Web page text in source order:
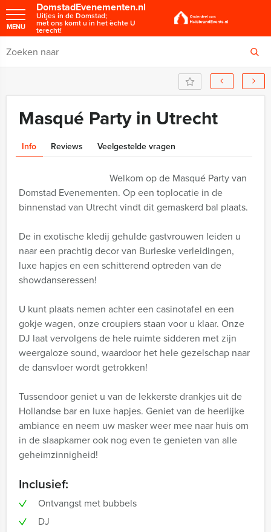
DomstadEvenementen.nl
Uitjes in de Domstad;
met ons komt u in het èchte U
terecht!
MENU
Masqué Party in Utrecht
Info Reviews Veelgestelde vragen
Welkom op de Masqué Party van
Domstad Evenementen. Op een toplocatie in de
binnenstad van Utrecht vindt dit gemaskerd bal plaats.
De in exotische kledij gehulde gastvrouwen leiden u
naar een prachtig decor van Burleske verleidingen,
luxe hapjes en een schitterend optreden van de
showdanseressen!
U kunt plaats nemen achter een casinotafel en een
gokje wagen, onze croupiers staan voor u klaar. Onze
DJ laat vervolgens de hele ruimte sidderen met zijn
weergaloze sound, waardoor het hele gezelschap naar
de dansvloer wordt getrokken!
Tussendoor geniet u van de lekkerste drankjes uit de
Hollandse bar en luxe hapjes. Geniet van de heerlijke
ambiance en neem uw masker weer mee naar huis om
in de slaapkamer ook nog even te genieten van alle
geheimzinnigheid!
Inclusief:
Ontvangst met bubbels
DJ